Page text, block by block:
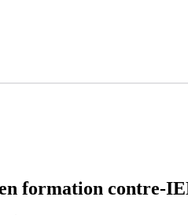
formation contre-